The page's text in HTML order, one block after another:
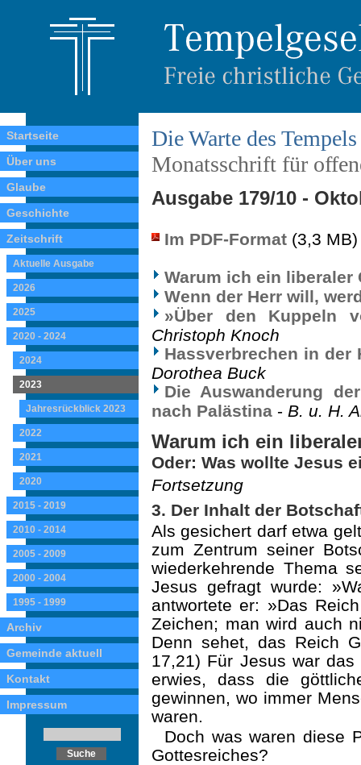
Startseite
Über uns
Glaube
Geschichte
Zeitschrift
Aktuelle Ausgabe
2026
2025
2020 - 2024
2024
2023
Jahresrückblick 2023
2022
2021
2020
2015 - 2019
2010 - 2014
2005 - 2009
2000 - 2004
1995 - 1999
Archiv
Gemeinde aktuell
Kontakt
Impressum
Die Warte des Tempels
Monatsschrift für
Ausgabe 179/10 -
Im PDF-Format (3,3 MB)
Warum ich ein liberaler
Wenn der Herr will,
»Über den Kuppeln
Christoph Knoch
Hassverbrechen in der
Dorothea Buck
Die Auswanderung
nach Palästina - B. u. H.
Warum ich ein
Oder: Was wollte Jesus
Fortsetzung
3. Der Inhalt der
Als gesichert darf etwa
zum Zentrum seiner
wiederkehrende Thema
Jesus gefragt wurde:
antwortete er: »Das
Zeichen; man wird auch
Denn sehet, das Reich
17,21) Für Jesus war
erwies, dass die
gewinnen, wo immer
waren.
Doch was waren diese
Gottesreiches?